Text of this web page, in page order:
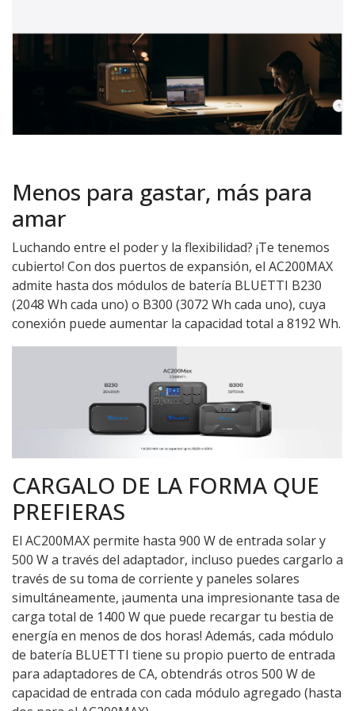
Menos para gastar, más para
amar
Luchando entre el poder y la flexibilidad? ¡Te tenemos
cubierto! Con dos puertos de expansión, el AC200MAX
admite hasta dos módulos de batería BLUETTI B230
(2048 Wh cada uno) o B300 (3072 Wh cada uno), cuya
conexión puede aumentar la capacidad total a 8192 Wh.
CARGALO DE LA FORMA QUE
PREFIERAS
El AC200MAX permite hasta 900 W de entrada solar y
500 W a través del adaptador, incluso puedes cargarlo a
través de su toma de corriente y paneles solares
simultáneamente, ¡aumenta una impresionante tasa de
carga total de 1400 W que puede recargar tu bestia de
energía en menos de dos horas! Además, cada módulo
de batería BLUETTI tiene su propio puerto de entrada
para adaptadores de CA, obtendrás otros 500 W de
capacidad de entrada con cada módulo agregado (hasta